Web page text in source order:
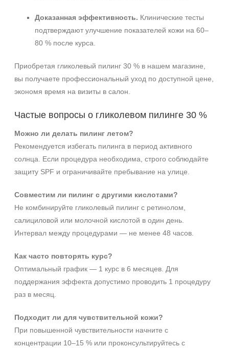
Доказанная эффективность. Клинические тесты
подтверждают улучшение показателей кожи на 60–
80 % после курса.
Приобретая гликолевый пилинг 30 % в нашем магазине,
вы получаете профессиональный уход по доступной цене,
экономя время на визиты в салон.
Частые вопросы о гликолевом пилинге 30 %
Можно ли делать пилинг летом?
Рекомендуется избегать пилинга в период активного
солнца. Если процедура необходима, строго соблюдайте
защиту SPF и ограничивайте пребывание на улице.
Совместим ли пилинг с другими кислотами?
Не комбинируйте гликолевый пилинг с ретинолом,
салициловой или молочной кислотой в один день.
Интервал между процедурами — не менее 48 часов.
Как часто повторять курс?
Оптимальный график — 1 курс в 6 месяцев. Для
поддержания эффекта допустимо проводить 1 процедуру
раз в месяц.
Подходит ли для чувствительной кожи?
При повышенной чувствительности начните с
концентрации 10–15 % или проконсультируйтесь с